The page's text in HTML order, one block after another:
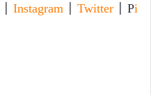
Instagram Twitter | Pi